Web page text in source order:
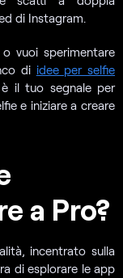
di Instagram.
vuoi sperimentare
di idee per selfie
il tuo segnale per
e iniziare a creare
a Pro?
incentrato sulla
di esplorare le app